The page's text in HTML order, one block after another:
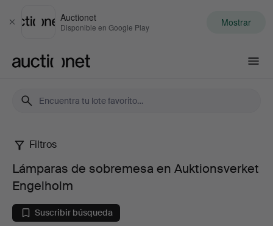
Cerrar
Auctionet
Disponible en Google Play Mostrar
Lámparas
de
sobremesa
Filtros
Lámparas de sobremesa en Auktionsverket
Engelholm
Suscribir búsqueda